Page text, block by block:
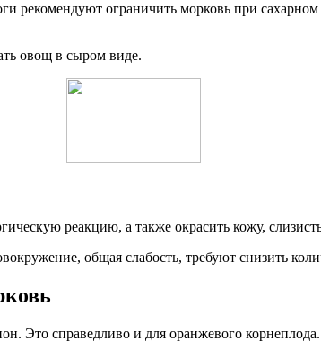
рекомендуют ограничить морковь при
овощ в сыром виде.
реакцию, а также окрасить кожу,
общая слабость, требуют снизить
Это справедливо и для оранжевого